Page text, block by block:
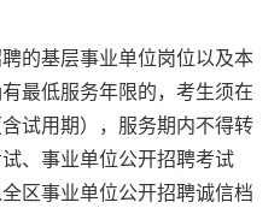
的基层事业单位岗位以及本
最低服务年限的，考生须在
试用期），服务期内不得转
、事业单位公开招聘考试
区事业单位公开招聘诚信档